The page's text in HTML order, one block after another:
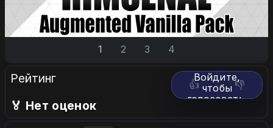
1 2 3 4
Рейтинг 👍 👎
Войдите,
чтобы
голосовать.
🏅 Нет оценок